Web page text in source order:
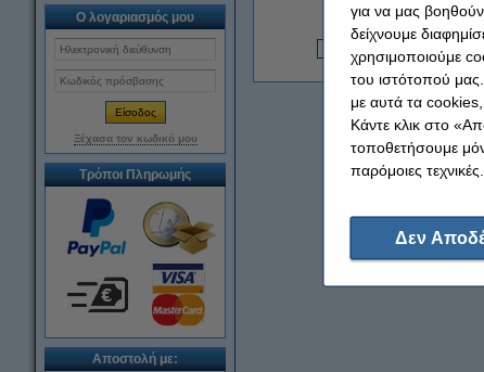
Ο λογαριασμός μου
Ξέχασα τον κωδικό μου
Τρόποι Πληρωμής
Αποστολή με:
για να μας
δείχνουμε
χρησιμοποιούμε
του ιστότοπού
με αυτά τα
Κάντε κλικ στο
τοποθετήσουμε
παρόμοιες τεχνικές.
Δεν